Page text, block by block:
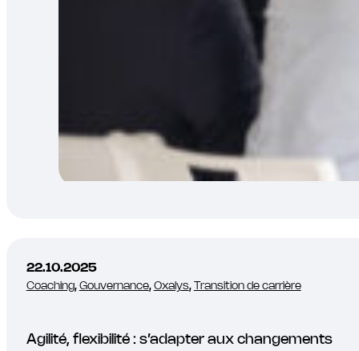
22.10.2025
Coaching, Gouvernance, Oxalys, Transition de carrière
Agilité, flexibilité : s’adapter aux changements